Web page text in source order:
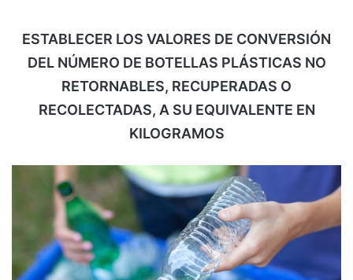
ESTABLECER LOS VALORES DE CONVERSIÓN
DEL NÚMERO DE BOTELLAS PLÁSTICAS NO
RETORNABLES, RECUPERADAS O
RECOLECTADAS, A SU EQUIVALENTE EN
KILOGRAMOS